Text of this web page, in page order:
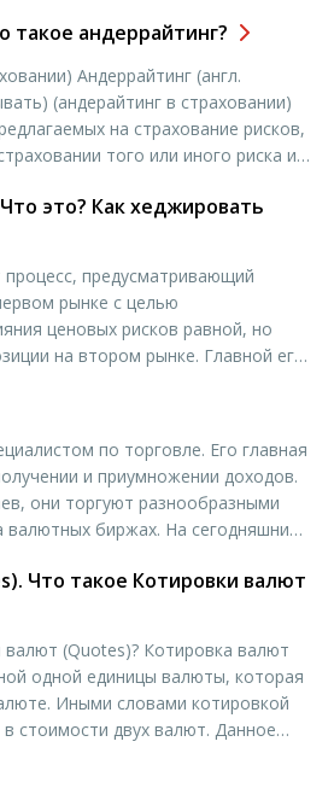
валютные инструменты на рынке
счет […]
такое андеррайтинг?
Андеррайтинг (англ.
(андерайтинг в страховании)
на страхование рисков,
того или иного риска и
Андеррайтер — лицо,
компанией анализировать,
а также классифицировать
это? Как хеджировать
предусматривающий
рынке с целью
ценовых рисков равной, но
на втором рынке. Главной его
выделяют хеджирование
реальной продукции. С целью
от вероятного уменьшения
по торговле. Его главная
и приумножении доходов.
они торгуют разнообразными
биржах. На сегодняшний
и валютных рынках (к примеру,
занимаются
[…]
Что такое Котировки валют
(Quotes)? Котировка валют
одной единицы валюты, которая
Иными словами котировкой
стоимости двух валют. Данное